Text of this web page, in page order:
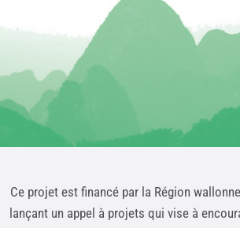
Ce projet est financé par la Région
lançant un appel à projets qui vise à